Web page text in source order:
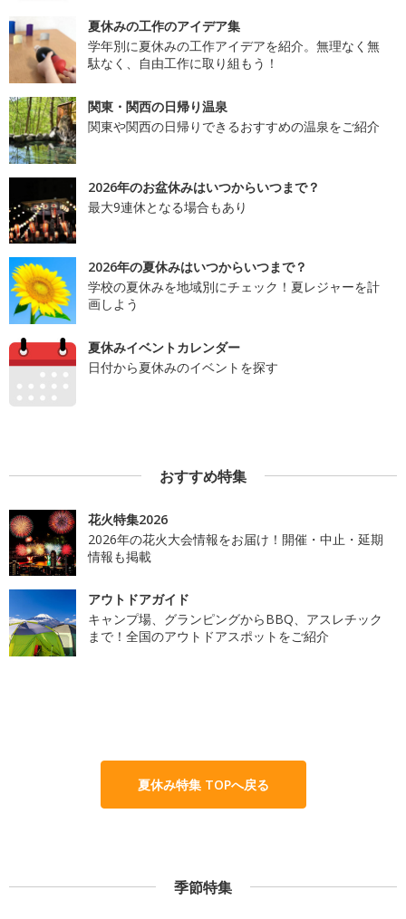
夏休みの工作のアイデア集
学年別に夏休みの工作アイデアを紹介。無理なく無
駄なく、自由工作に取り組もう！
関東・関西の日帰り温泉
関東や関西の日帰りできるおすすめの温泉をご紹介
2026年のお盆休みはいつからいつまで？
最大9連休となる場合もあり
2026年の夏休みはいつからいつまで？
学校の夏休みを地域別にチェック！夏レジャーを計
画しよう
夏休みイベントカレンダー
日付から夏休みのイベントを探す
おすすめ特集
花火特集2026
2026年の花火大会情報をお届け！開催・中止・延期
情報も掲載
アウトドアガイド
キャンプ場、グランピングからBBQ、アスレチック
まで！全国のアウトドアスポットをご紹介
夏休み特集 TOPへ戻る
季節特集